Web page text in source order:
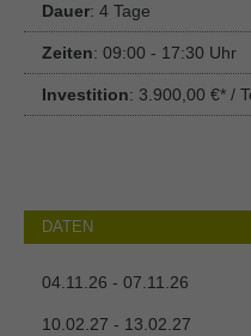
Dauer: 4 Tage
Zeiten: 09:00 - 17:30 Uhr
Investition: 3.900,00 €* /
DATEN
04.11.26 - 07.11.26
10.02.27 - 13.02.27